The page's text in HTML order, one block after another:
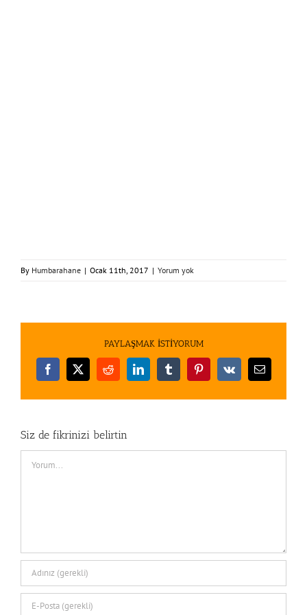
By Humbarahane | Ocak 11th, 2017 | Yorum yok
PAYLAŞMAK İSTİYORUM
Facebook
X RedditLinkedInTumblrPinterest
Vk
E-
Siz de fikrinizi belirtin